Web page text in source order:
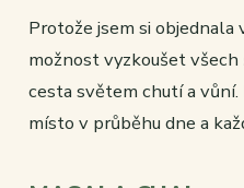
Protože jsem si objednala
možnost vyzkoušet
cesta světem chutí a vůní.
místo v průběhu dne a